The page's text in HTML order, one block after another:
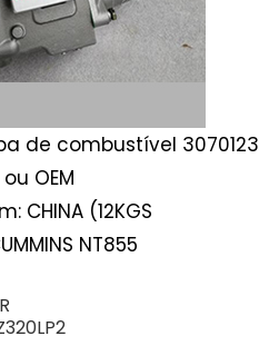
de combustível 3070123
ou OEM
CHINA (12KGS
NT855